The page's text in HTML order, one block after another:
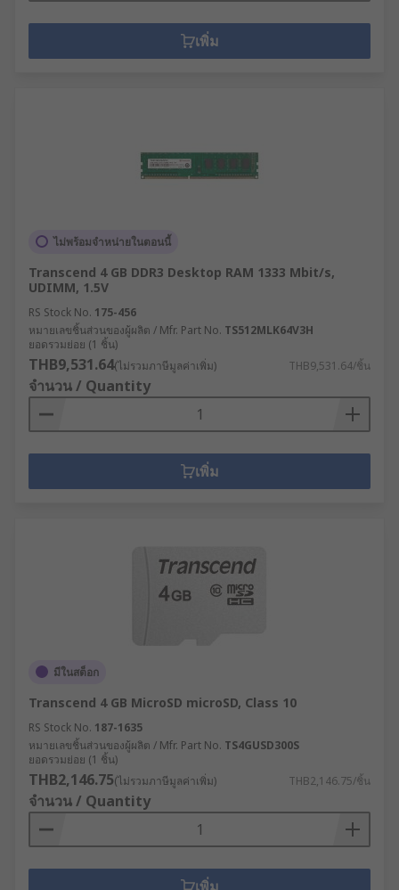
เพิ่ม
ไม่พร้อมจำหน่ายในตอนนี้
Transcend 4 GB DDR3 Desktop RAM 1333 Mbit/s,
UDIMM, 1.5V
RS Stock No. 175-456
หมายเลขชิ้นส่วนของผู้ผลิต / Mfr. Part No. TS512MLK64V3H
ยอดรวมย่อย (1 ชิ้น)
THB9,531.64(ไม่รวมภาษีมูลค่าเพิ่ม) THB9,531.64/ชิ้น
จำนวน / Quantity
เพิ่ม
มีในสต็อก
Transcend 4 GB MicroSD microSD, Class 10
RS Stock No. 187-1635
หมายเลขชิ้นส่วนของผู้ผลิต / Mfr. Part No. TS4GUSD300S
ยอดรวมย่อย (1 ชิ้น)
THB2,146.75(ไม่รวมภาษีมูลค่าเพิ่ม) THB2,146.75/ชิ้น
จำนวน / Quantity